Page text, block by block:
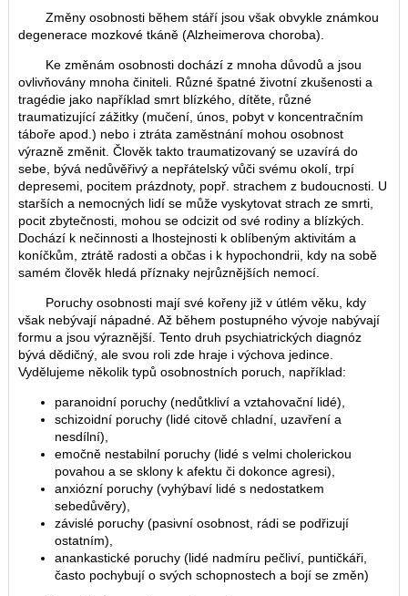
Změny osobnosti během stáří jsou však obvykle známkou
degenerace mozkové tkáně (Alzheimerova choroba).
Ke změnám osobnosti dochází z mnoha důvodů a jsou
ovlivňovány mnoha činiteli. Různé špatné životní zkušenosti a
tragédie jako například smrt blízkého, dítěte, různé
traumatizující zážitky (mučení, únos, pobyt v koncentračním
táboře apod.) nebo i ztráta zaměstnání mohou osobnost
výrazně změnit. Člověk takto traumatizovaný se uzavírá do
sebe, bývá nedůvěřivý a nepřátelský vůči svému okolí, trpí
depresemi, pocitem prázdnoty, popř. strachem z budoucnosti. U
starších a nemocných lidí se může vyskytovat strach ze smrti,
pocit zbytečnosti, mohou se odcizit od své rodiny a blízkých.
Dochází k nečinnosti a lhostejnosti k oblíbeným aktivitám a
koníčkům, ztrátě radosti a občas i k hypochondrii, kdy na sobě
samém člověk hledá příznaky nejrůznějších nemocí.
Poruchy osobnosti mají své kořeny již v útlém věku, kdy
však nebývají nápadné. Až během postupného vývoje nabývají
formu a jsou výraznější. Tento druh psychiatrických diagnóz
bývá dědičný, ale svou roli zde hraje i výchova jedince.
Vydělujeme několik typů osobnostních poruch, například:
paranoidní poruchy (nedůtkliví a vztahovační lidé),
schizoidní poruchy (lidé citově chladní, uzavření a
nesdílní),
emočně nestabilní poruchy (lidé s velmi cholerickou
povahou a se sklony k afektu či dokonce agresi),
anxiózní poruchy (vyhýbaví lidé s nedostatkem
sebedůvěry),
závislé poruchy (pasivní osobnost, rádi se podřizují
ostatním),
anankastické poruchy (lidé nadmíru pečliví, puntičkáři,
často pochybují o svých schopnostech a bojí se změn)